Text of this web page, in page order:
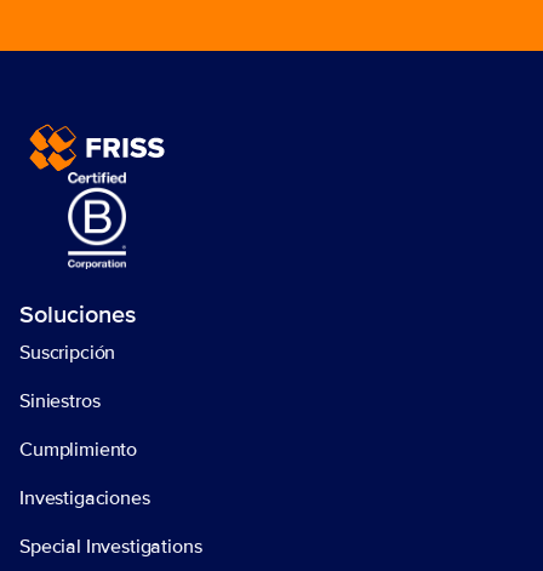
Soluciones
Suscripción
Siniestros
Cumplimiento
Investigaciones
Special Investigations